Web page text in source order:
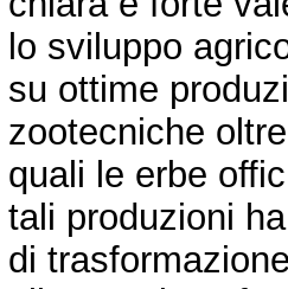
lo sviluppo
su ottime
zootecniche
quali le erbe
tali produzioni
di